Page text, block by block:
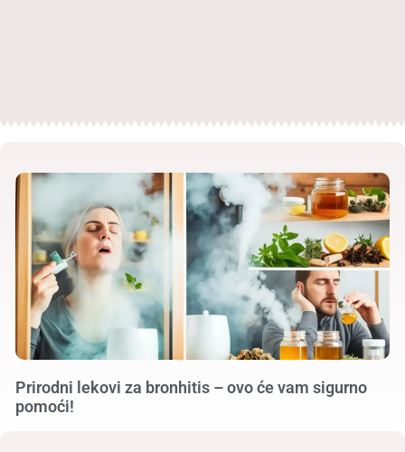
Prirodni lekovi za bronhitis – ovo će vam sigurno
pomoći!